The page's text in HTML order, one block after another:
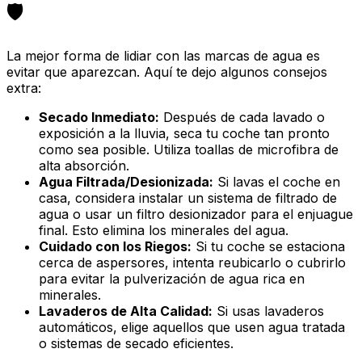
🛡️
La mejor forma de lidiar con las marcas de agua es
evitar que aparezcan. Aquí te dejo algunos consejos
extra:
Secado Inmediato: Después de cada lavado o
exposición a la lluvia, seca tu coche tan pronto
como sea posible. Utiliza toallas de microfibra de
alta absorción.
Agua Filtrada/Desionizada: Si lavas el coche en
casa, considera instalar un sistema de filtrado de
agua o usar un filtro desionizador para el enjuague
final. Esto elimina los minerales del agua.
Cuidado con los Riegos: Si tu coche se estaciona
cerca de aspersores, intenta reubicarlo o cubrirlo
para evitar la pulverización de agua rica en
minerales.
Lavaderos de Alta Calidad: Si usas lavaderos
automáticos, elige aquellos que usen agua tratada
o sistemas de secado eficientes.